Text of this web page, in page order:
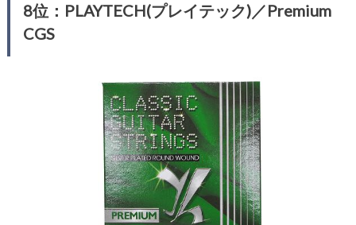
8位：PLAYTECH(プレイテック)／Premium
CGS